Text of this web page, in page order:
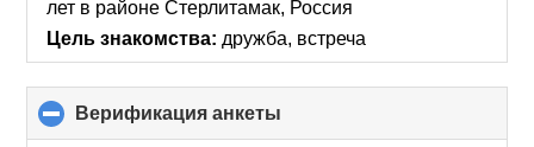
лет в районе Стерлитамак, Россия
Цель знакомства: дружба, встреча
Верификация анкеты
to